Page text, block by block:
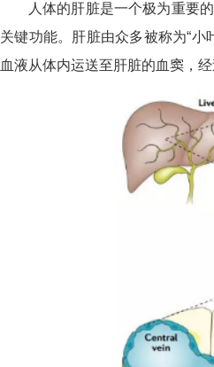
人体的肝脏是一个极为重要
关键功能。肝脏由众多被称为“小
血液从体内运送至肝脏的血窦，